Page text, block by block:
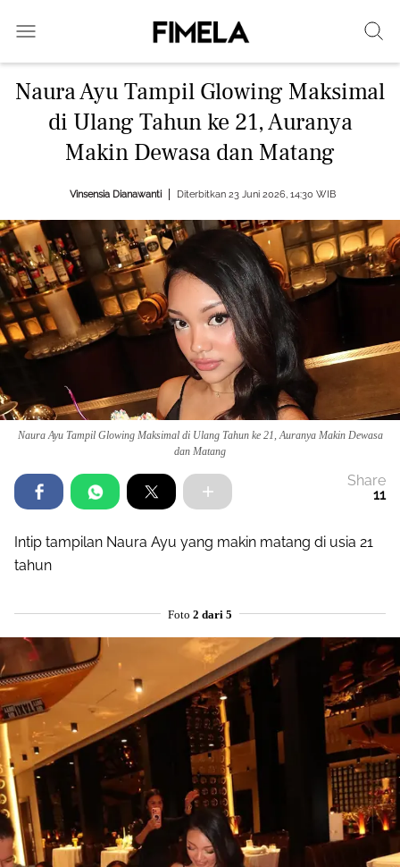
Naura Ayu Tampil Glowing Maksimal
di Ulang Tahun ke 21, Auranya
Makin Dewasa dan Matang
Vinsensia Dianawanti Diterbitkan 23 Juni 2026, 14:30 WIB
Naura Ayu Tampil Glowing Maksimal di Ulang Tahun ke 21, Auranya Makin Dewasa
dan Matang
Share
11
Intip tampilan Naura Ayu yang makin matang di usia 21
tahun
Foto 2 dari 5